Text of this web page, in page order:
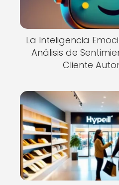
La Inteligencia
Análisis de
Cliente